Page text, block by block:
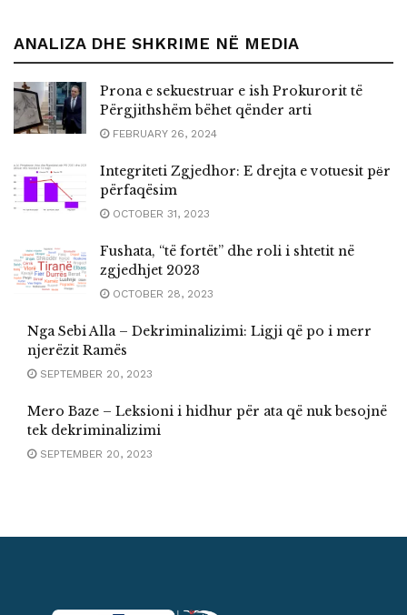
ANALIZA DHE SHKRIME NË MEDIA
Prona e sekuestruar e ish Prokurorit të
Përgjithshëm bëhet qënder arti
FEBRUARY 26, 2024
Integriteti Zgjedhor: E drejta e votuesit pёr
përfaqësim
OCTOBER 31, 2023
Fushata, “të fortët” dhe roli i shtetit në
zgjedhjet 2023
OCTOBER 28, 2023
Nga Sebi Alla – Dekriminalizimi: Ligji që po i merr
njerëzit Ramës
SEPTEMBER 20, 2023
Mero Baze – Leksioni i hidhur për ata që nuk besojnë
tek dekriminalizimi
SEPTEMBER 20, 2023